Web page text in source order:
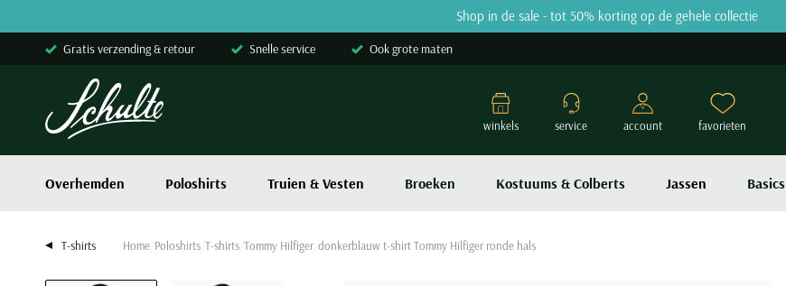
Shop in de sale - tot 50% korting op de gehele collectie
Gratis verzending & retour Snelle service Ook grote maten
Overhemden Poloshirts Truien & Vesten Broeken Kostuums & Colberts Jassen Basics
winkels service account favorieten
T-shirts Home Poloshirts T-shirts Tommy Hilfiger donkerblauw t-shirt Tommy Hilfiger ronde hals